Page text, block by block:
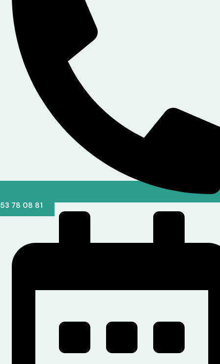
53 78 08 81